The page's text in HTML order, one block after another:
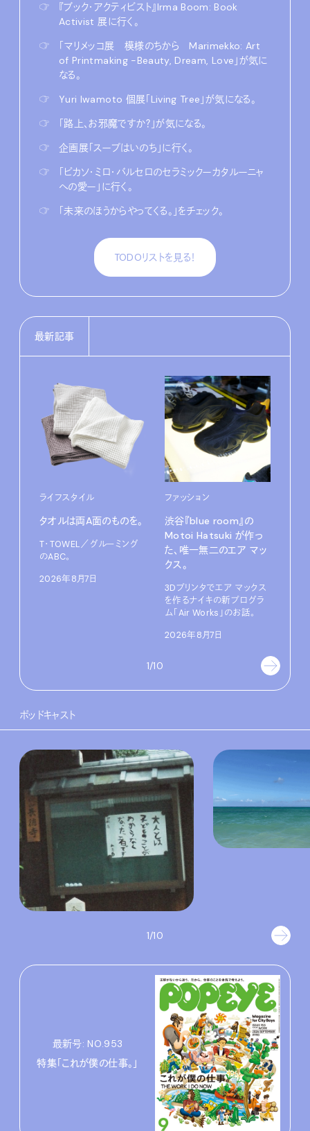
☞
『ブック・アクティビスト』Irma Boom: Book
Activist 展に行く。
☞
「マリメッコ展 模様のちから Marimekko: Art
of Printmaking -Beauty, Dream, Love」が気に
なる。
☞
Yuri Iwamoto 個展「Living Tree」が気になる。
☞
「路上、お邪魔ですか？」が気になる。
☞
企画展「スープはいのち」に行く。
☞
「ピカソ・ミロ・バルセロのセラミックーカタルーニャ
への愛ー」に行く。
☞
「未来のほうからやってくる。」をチェック。
TODOリストを見る！
最新記事
ライフスタイル
タオルは両A面のものを。
T・TOWEL／グルーミング
のABC。
2026年8月7日
ファッション
渋⾕『blue room』の
Motoi Hatsuki が作っ
た、唯⼀無⼆のエア マッ
クス。
3Dプリンタでエア マックス
を作るナイキの新プログラ
ム「Air Works」のお話。
2026年8月7日
1/10
ポッドキャスト
1/10
最新号: NO.953
特集「これが僕の仕事。」